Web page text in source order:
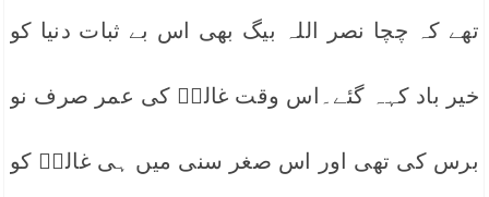
تھے کہ چچا نصر اللہ بیگ بھی اس بے ثبات دنیا کو
خیر باد کہہ گئے۔اس وقت غالبؔ کی عمر صرف نو
برس کی تھی اور اس صغر سنی میں ہی غالبؔ کو